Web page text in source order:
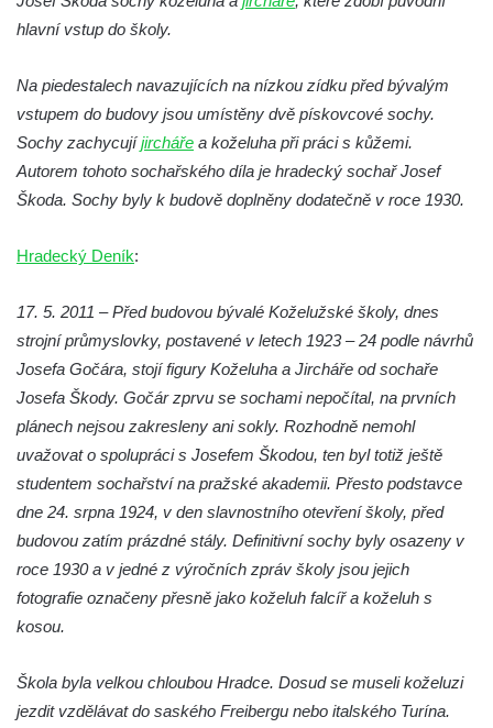
Socha Kudlanka v ZOO Hluboká
Socha Rys číhající na srnu v ZOO Hluboká
Socha Orlice v ZOO Hluboká
Socha Tygr v ZOO Hluboká
Socha Včela v ZOO Hluboká
Socha Nosorožík v ZOO Hluboká
Socha Rosomák v ZOO Hluboká
Socha Beruška v ZOO Hluboká
Socha Vážka v ZOO Hluboká
Socha Volavka v ZOO Hluboká
Flamingo trůn v ZOO Hluboká
Lavička Kůň Převalského v ZOO Hluboká
Socha Opičákovník v ZOO Hluboká
Reliéf Rodina a práce na budově záložny
hlavní vstup do školy.
Na piedestalech navazujících na nízkou zídku před bývalým
vstupem do budovy jsou umístěny dvě pískovcové sochy.
Sochy zachycujíjircháře a koželuha při práci s kůžemi.
Autorem tohoto sochařského díla je hradecký sochař Josef
Škoda. Sochy byly k budově doplněny dodatečně v roce 1930.
Hradecký Deník:
17. 5. 2011 – Před budovou bývalé Koželužské školy, dnes
strojní průmyslovky, postavené v letech 1923 – 24 podle návrhů
Josefa Gočára, stojí figury Koželuha a Jircháře od sochaře
Josefa Škody. Gočár zprvu se sochami nepočítal, na prvních
plánech nejsou zakresleny ani sokly. Rozhodně nemohl
uvažovat o spolupráci s Josefem Škodou, ten byl totiž ještě
studentem sochařství na pražské akademii. Přesto podstavce
dne 24. srpna 1924, v den slavnostního otevření školy, před
budovou zatím prázdné stály. Definitivní sochy byly osazeny v
roce 1930 a v jedné z výročních zpráv školy jsou jejich
fotografie označeny přesně jako koželuh falcíř a koželuh s
kosou.
Škola byla velkou chloubou Hradce. Dosud se museli koželuzi
jezdit vzdělávat do saského Freibergu nebo italského Turína.